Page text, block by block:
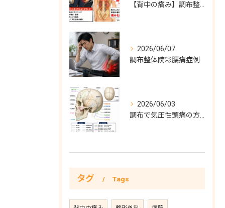
【背中の痛み】調布整体院彩症例
2026/06/07
調布整体院彩腰痛症例
2026/06/03
調布で気圧性頭痛の方必見！気圧性頭痛完全対策
タグ Tags